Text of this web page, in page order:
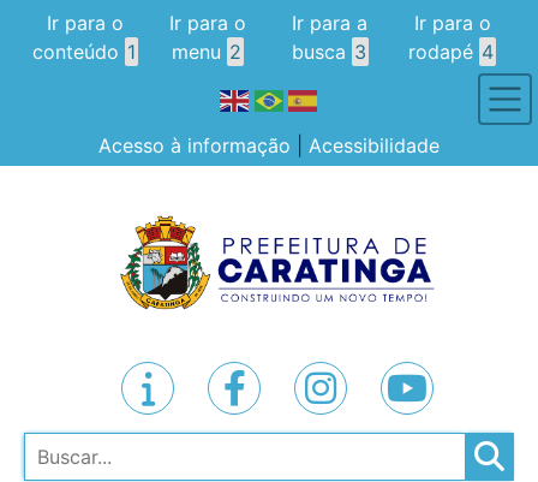
Ir para o
conteúdo 1
Ir para o
menu 2
Ir para a
busca 3
Ir para o
rodapé 4
Acesso à informação Acessibilidade
Pesquisar